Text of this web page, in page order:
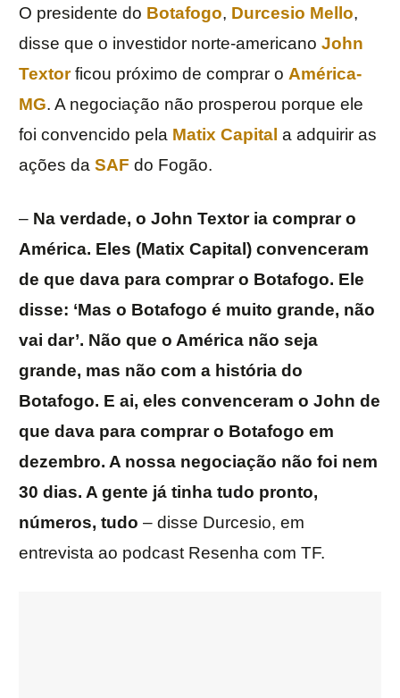
O presidente do Botafogo, Durcesio Mello,
disse que o investidor norte-americano John
Textorficou próximo de comprar o América-
MG. A negociação não prosperou porque ele
foi convencido pela Matix Capital a adquirir as
ações da SAF do Fogão.
– Na verdade, o John Textor ia comprar o
América. Eles (Matix Capital) convenceram
de que dava para comprar o Botafogo. Ele
disse: ‘Mas o Botafogo é muito grande, não
vai dar’. Não que o América não seja
grande, mas não com a história do
Botafogo. E ai, eles convenceram o John de
que dava para comprar o Botafogo em
dezembro. A nossa negociação não foi nem
30 dias. A gente já tinha tudo pronto,
números, tudo – disse Durcesio, em
entrevista ao podcast Resenha com TF.